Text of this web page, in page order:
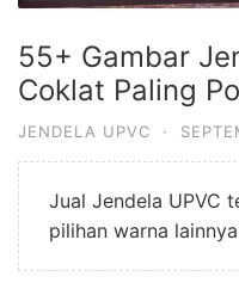
55+ Gambar
Coklat Paling
JENDELA UPVC ·
Jual Jendela UPVC
pilihan warna